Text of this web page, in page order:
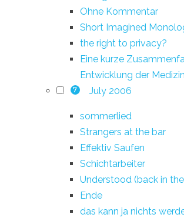
Ohne Kommentar
Short Imagined
the right to privacy?
Eine kurze
Entwicklung der
7 July 2006
sommerlied
Strangers at the bar
Effektiv Saufen
Schichtarbeiter
Understood (back in
Ende
das kann ja nichts